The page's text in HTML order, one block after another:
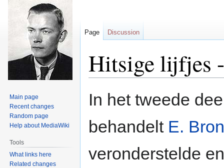
Hitsige lijfjes
In het tweede
behandelt E.
veronderstelde
Page Discussion
Main page
Recent changes
Random page
Help about MediaWiki
Tools
What links here
Related changes